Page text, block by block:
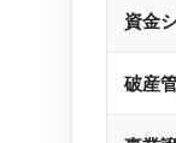
資金
破産